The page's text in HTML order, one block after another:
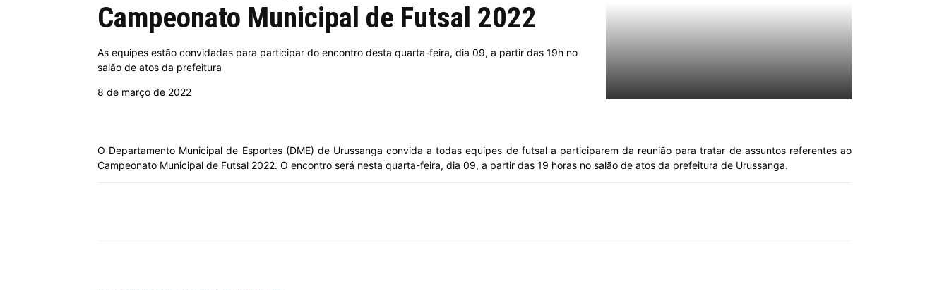
–
MHZ
Campeonato Municipal de Futsal 2022
As equipes estão convidadas para participar do encontro desta quarta-feira, dia 09, a partir das 19h no
salão de atos da prefeitura
8 de março de 2022
O Departamento Municipal de Esportes (DME) de Urussanga convida a todas equipes de futsal a participarem da reunião para tratar de assuntos referentes ao
Campeonato Municipal de Futsal 2022. O encontro será nesta quarta-feira, dia 09, a partir das 19 horas no salão de atos da prefeitura de Urussanga.